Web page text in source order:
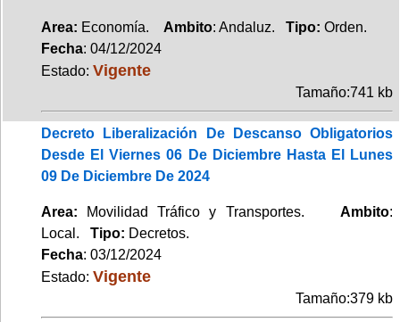
Area: Economía. Ambito: Andaluz. Tipo: Orden.
Fecha: 04/12/2024
Estado: Vigente
Tamaño:741 kb
Decreto Liberalización De Descanso Obligatorios
Desde El Viernes 06 De Diciembre Hasta El Lunes
09 De Diciembre De 2024
Area: Movilidad Tráfico y Transportes. Ambito:
Local. Tipo: Decretos.
Fecha: 03/12/2024
Estado: Vigente
Tamaño:379 kb